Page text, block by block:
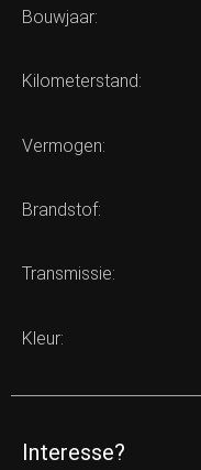
Bouwjaar:
Kilometerstand:
Vermogen:
Brandstof:
Transmissie:
Kleur:
Interesse?